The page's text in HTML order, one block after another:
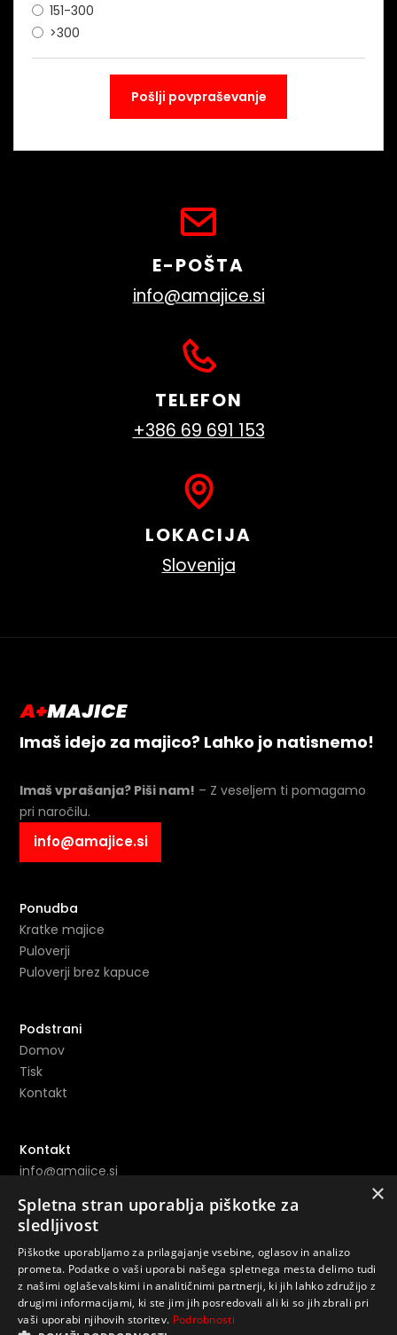
151-300
>300
E-POŠTA
info@amajice.si
TELEFON
+386 69 691 153
LOKACIJA
Slovenija
Imaš idejo za majico? Lahko jo natisnemo!
Imaš vprašanja? Piši nam! – Z veseljem ti pomagamo
pri naročilu.
info@amajice.si
Ponudba
Kratke majice
Puloverji
Puloverji brez kapuce
Podstrani
Domov
Tisk
Kontakt
Kontakt
info@amajice.si
Povezave
Instagram ->
Youtube ->
×
Spletna stran uporablja piškotke za
sledljivost
Piškotke uporabljamo za prilagajanje vsebine, oglasov in analizo
prometa. Podatke o vaši uporabi našega spletnega mesta delimo tudi
z našimi oglaševalskimi in analitičnimi partnerji, ki jih lahko združijo z
drugimi informacijami, ki ste jim jih posredovali ali ki so jih zbrali pri
vaši uporabi njihovih storitev. Podrobnosti